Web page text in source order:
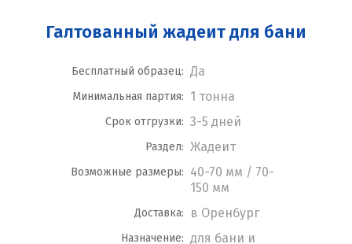
Галтованный жадеит для бани
Бесплатный образец: Да
Минимальная партия: 1 тонна
Срок отгрузки: 3-5 дней
Раздел: Жадеит
Возможные размеры: 40-70 мм / 70-
150 мм
Доставка: в Оренбург
Назначение: для бани и